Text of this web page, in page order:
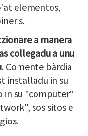
elementos,
a manera
collegadu a unu
. Comente bàrdia
installadu in su
in su "computer"
sos sitos e